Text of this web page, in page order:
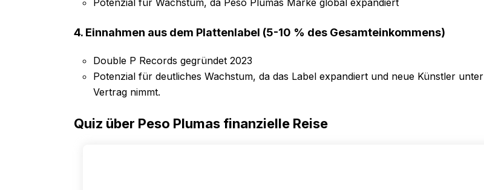
4. Einnahmen aus dem Plattenlabel (5-10 % des Gesamteinkommens)
Double P Records gegründet 2023
Potenzial für deutliches Wachstum, da das Label expandiert und neue Künstler unter
Vertrag nimmt.
Quiz über Peso Plumas finanzielle Reise